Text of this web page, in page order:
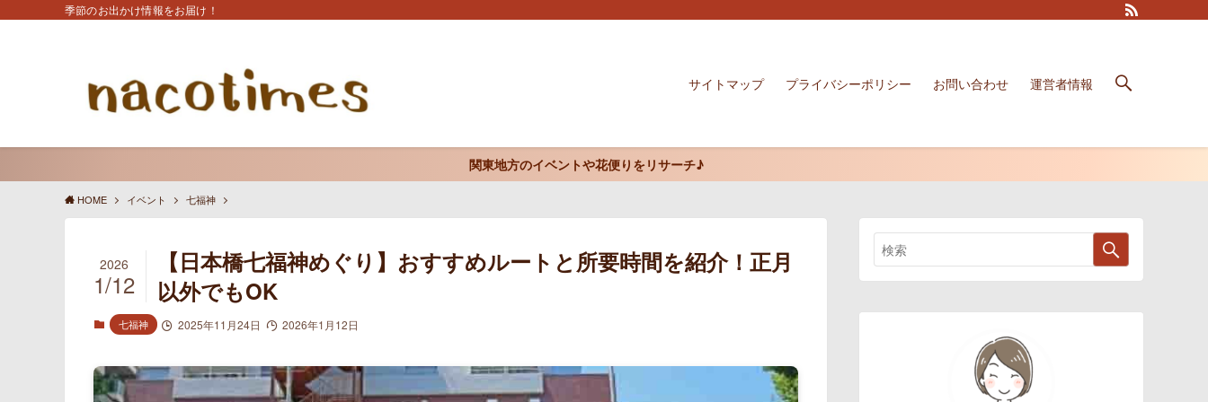
季節のお出かけ情報をお届け！
サイトマップ プライバシーポリシー お問い合わせ 運営者情報
関東地方のイベントや花便りをリサーチ♪
HOME イベント 七福神
【日本橋七福神めぐり】おすすめルートと所要時間を紹介！正月
以外でもOK
2026
1/12
七福神 2025年11月24日 2026年1月12日